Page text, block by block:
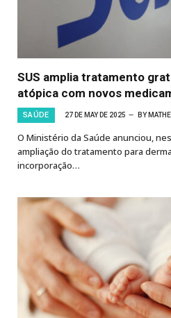
SUS amplia tratamento
atópica com novos
SAÚDE 27 DE MAY DE 2025 BY
O Ministério da Saúde anunciou,
ampliação do tratamento para
incorporação…